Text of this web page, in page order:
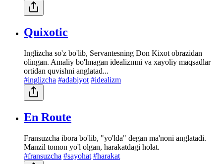
Quixotic
Inglizcha so'z bo'lib, Servantesning Don Kixot obrazidan
olingan. Amaliy bo'lmagan idealizmni va xayoliy maqsadlar
ortidan quvishni anglatad...
#inglizcha #adabiyot #idealizm
En Route
Fransuzcha ibora bo'lib, "yo'lda" degan ma'noni anglatadi.
Manzil tomon yo'l olgan, harakatdagi holat.
#fransuzcha #sayohat #harakat